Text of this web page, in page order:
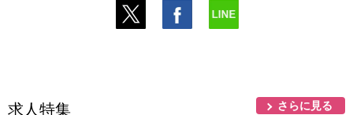
求人特集 さらに見る